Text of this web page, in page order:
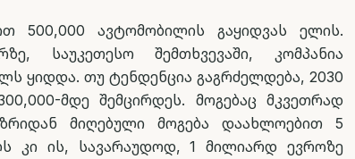
500,000 ავტომობილის გაყიდვას ელის.
საუკეთესო შემთხვევაში, კომპანია
ყიდდა. თუ ტენდენცია გაგრძელდება, 2030
მდე შემცირდეს. მოგებაც მკვეთრად
მიღებული მოგება დაახლოებით 5
კი ის, სავარაუდოდ, 1 მილიარდ ევროზე